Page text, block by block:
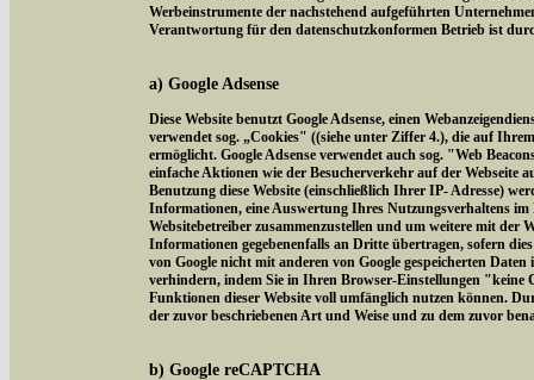
Werbeinstrumente der nachstehend aufgeführten
Verantwortung für den datenschutzkonformen Betrieb ist
a) Google Adsense
Diese Website benutzt Google Adsense, einen
verwendet sog. „Cookies" ((siehe unter Ziffer 4.), die auf
ermöglicht. Google Adsense verwendet auch sog. "Web
einfache Aktionen wie der Besucherverkehr auf der Webseite
Benutzung diese Website (einschließlich Ihrer IP- Adresse)
Informationen, eine Auswertung Ihres Nutzungsverhaltens
Websitebetreiber zusammenzustellen und um weitere mit
Informationen gegebenenfalls an Dritte übertragen, sofern
von Google nicht mit anderen von Google gespeicherten
verhindern, indem Sie in Ihren Browser-Einstellungen "keine
Funktionen dieser Website voll umfänglich nutzen können.
der zuvor beschriebenen Art und Weise und zu dem zuvor
b) Google reCAPTCHA